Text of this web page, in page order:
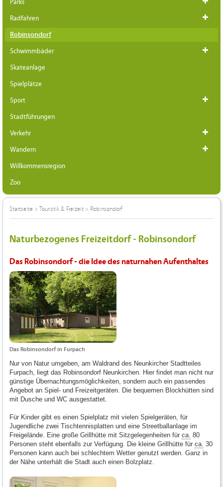
Parks
Radfahren
Robinsondorf
Schwimmbäder
Skateanlage
Spielplätze
Sport
Stadtführungen
Verkehr
Wandern
Willkommensregion
Zoo
Startseite > Touristik & Freizeit > Robinsondorf
Naturbezogenes Freizeitdorf - Robinsondorf
Das Robinsondorf - die Idee des naturnahen Aufenthaltes
Das Robinsondorf in Furpach
Nur von Natur umgeben, am Waldrand des Neunkircher Stadtteiles
Furpach, liegt das Robinsondorf Neunkirchen. Hier findet man nicht nur
günstige Übernachtungsmöglichkeiten, sondern auch ein passendes
Angebot an Spiel- und Freizeitgeräten. Die bequemen Blockhütten sind
mit Dusche und WC ausgestattet.
Für Kinder gibt es einen Spielplatz mit vielen Spielgeräten, für
Jugendliche zwei Tischtennisplatten und eine Streetballanlage im
Freigelände. Eine große Grillhütte mit Sitzgelegenheiten für ca. 80
Personen steht ebenfalls zur Verfügung. Die kleine Grillhütte für ca. 30
Personen kann auch bei schlechtem Wetter genutzt werden. Ganz in
der Nähe unterhält die Stadt auch einen Bolzplatz.